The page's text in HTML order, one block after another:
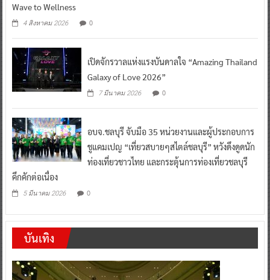
Wave to Wellness
4 สิงหาคม 2026 0
เปิดจักรวาลแห่งแรงบันดาลใจ “Amazing Thailand
Galaxy of Love 2026”
7 มีนาคม 2026 0
อบจ.ชลบุรี จับมือ 35 หน่วยงานและผู้ประกอบการ
ชูแคมเปญ “เที่ยวสบายๆสไตล์ชลบุรี” หวังดึงดูดนัก
ท่องเที่ยวชาวไทย และกระตุ้นการท่องเที่ยวชลบุรี
คึกคักต่อเนื่อง
5 มีนาคม 2026 0
บันเทิง